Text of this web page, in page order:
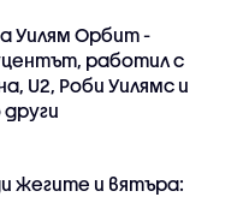
Уилям Орбит -
работил с
U2, Роби Уилямс и
жегите и вятъра: